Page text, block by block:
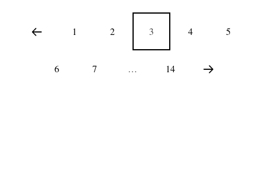
1 2 3 4 5
6 7 … 14